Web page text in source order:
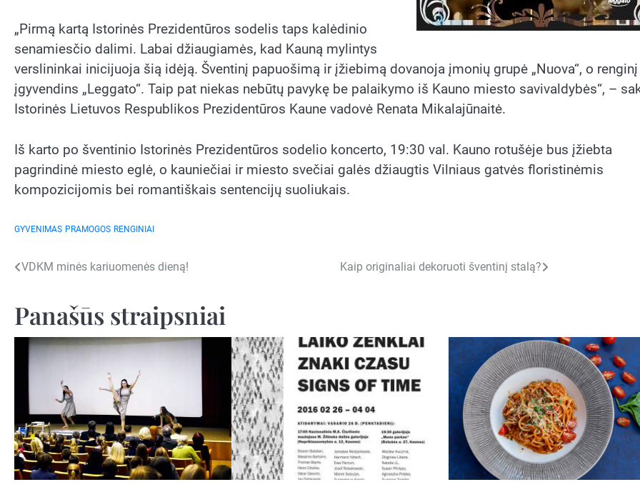
„Pirmą kartą Istorinės Prezidentūros sodelis taps kalėdinio
senamiesčio dalimi. Labai džiaugiamės, kad Kauną mylintys
verslininkai inicijuoja šią idėją. Šventinį papuošimą ir įžiebimą dovanoja įmonių grupė „Nuova“, o renginį
įgyvendins „Leggato“. Taip pat niekas nebūtų pavykę be palaikymo iš Kauno miesto savivaldybės“, –
Istorinės Lietuvos Respublikos Prezidentūros Kaune vadovė Renata Mikalajūnaitė.
Iš karto po šventinio Istorinės Prezidentūros sodelio koncerto, 19:30 val. Kauno rotušėje bus įžiebta
pagrindinė miesto eglė, o kauniečiai ir miesto svečiai galės džiaugtis Vilniaus gatvės floristinėmis
kompozicijomis bei romantiškais sentencijų suoliukais.
GYVENIMAS PRAMOGOS RENGINIAI
Navigacija
įrašų
VDKM minės kariuomenės dieną! Kaip originaliai dekoruoti šventinį stalą?
Panašūs straipsniai